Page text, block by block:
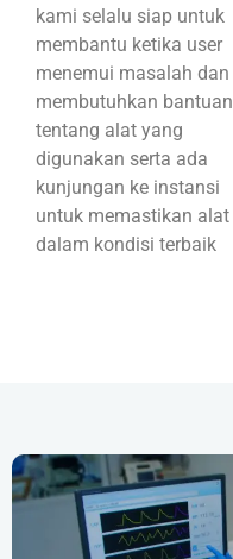
kami selalu siap untuk
membantu ketika user
menemui masalah dan
membutuhkan bantuan
tentang alat yang
digunakan serta ada
kunjungan ke instansi
untuk memastikan alat
dalam kondisi terbaik